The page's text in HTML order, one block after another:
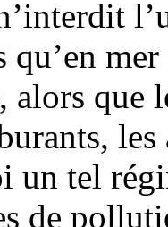
qu’en
alors que
un tel
de